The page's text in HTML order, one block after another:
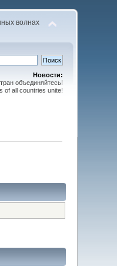
волнах
Новости:
объединяйтесь!
of all countries unite!